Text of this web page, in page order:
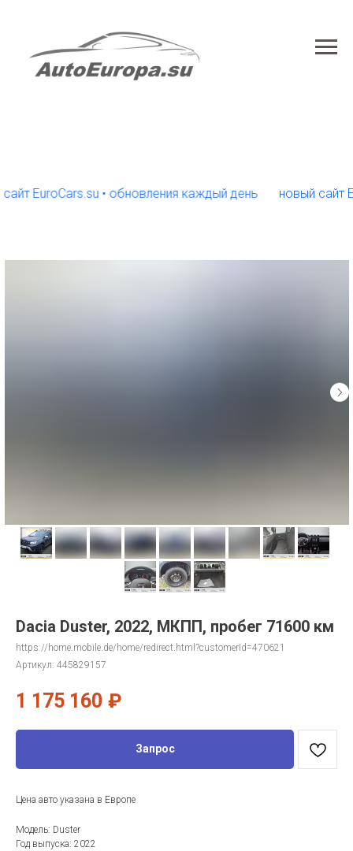
• обновления каждый день новый сайт
Dacia Duster, 2022, МКПП, пробег 71600 км
https://home.mobile.de/home/redirect.html?customerId=470621
Артикул: 445829157
1 175 160 ₽
Запрос
Цена авто указана в Европе
Модель: Duster
Год выпуска: 2022